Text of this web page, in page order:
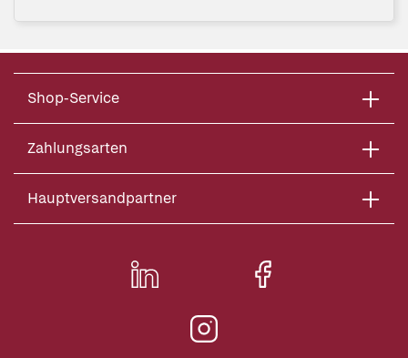
Shop-Service
Zahlungsarten
Hauptversandpartner